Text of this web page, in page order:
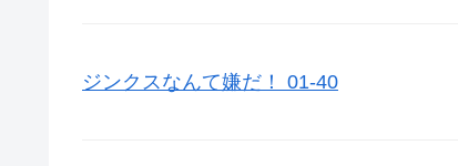
ジンクスなんて嫌だ！ 01-40